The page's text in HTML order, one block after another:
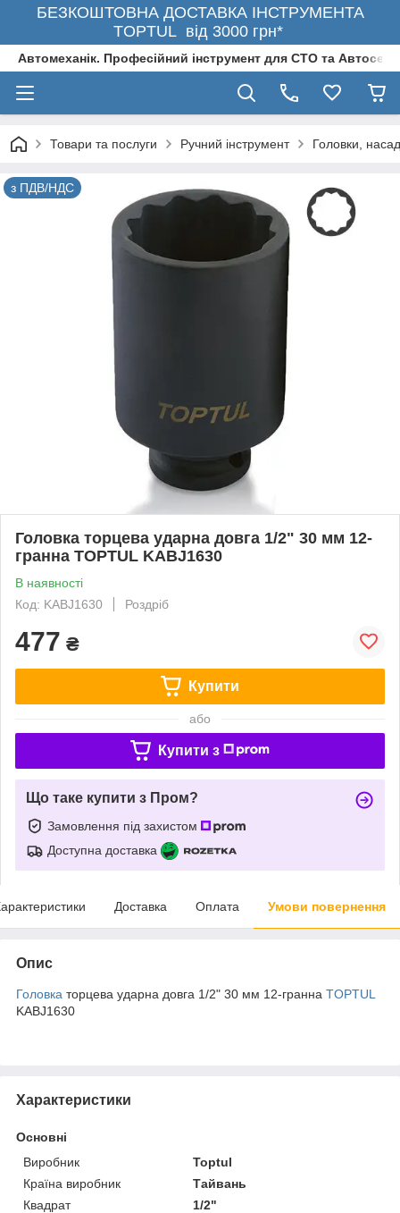
БЕЗКОШТОВНА ДОСТАВКА ІНСТРУМЕНТА
TOPTUL від 3000 грн*
Автомеханік. Професійний інструмент для СТО та
Товари та послуги Ручний інструмент Головки,
з ПДВ/НДС
Головка торцева ударна довга 1/2" 30 мм 12-
гранна TOPTUL KABJ1630
В наявності
Код: KABJ1630
Роздріб
477 ₴
Купити
або
Купити з
Що таке купити з Пром?
Замовлення під захистом
Доступна доставка
Доставка Оплата Умови повернення
Опис
Головка торцева ударна довга 1/2" 30 мм 12-гранна TOPTUL
KABJ1630
Характеристики
Основні
Виробник
Toptul
Країна виробник
Тайвань
Квадрат
1/2"